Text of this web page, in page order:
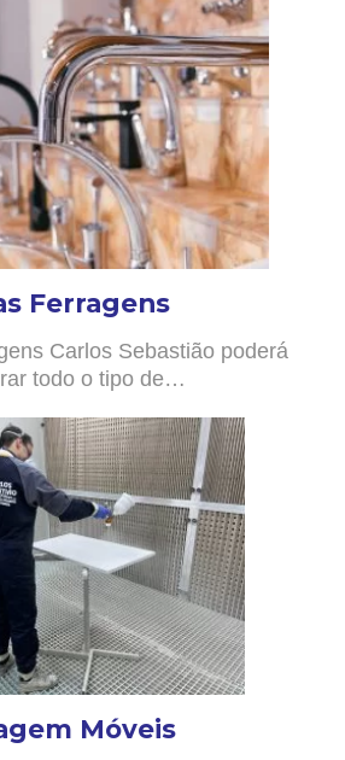
Ferragens
Carlos Sebastião poderá
todo o tipo de…
Móveis